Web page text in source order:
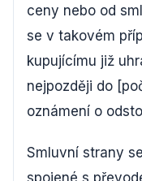
ceny nebo od
se v takovém
kupujícímu již
nejpozději do
oznámení o
Smluvní strany
spojené s